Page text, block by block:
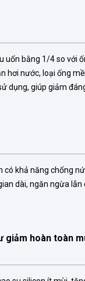
uốn bằng 1/4 so với
hơi nước, loại ống
dụng, giúp giảm
có khả năng chống
dài, ngăn ngừa
giảm hoàn toàn